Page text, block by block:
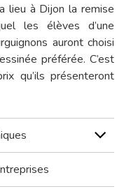
lieu à Dijon la remise
les élèves d’une
auront choisi
préférée. C’est
qu’ils présenteront